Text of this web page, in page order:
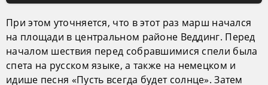
При этом уточняется, что в этот раз марш начался
на площади в центральном районе Веддинг. Перед
началом шествия перед собравшимися спели была
спета на русском языке, а также на немецком и
идише песня «Пусть всегда будет солнце». Затем